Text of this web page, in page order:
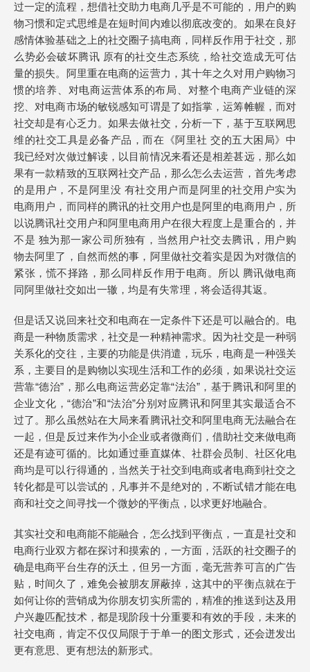
过一定的流程，想借社交助力电商几乎是不可能的，用户的购
物习惯和定式思维是在短时间内难以彻底改变的。如果在良好
感情体验基础之上的社交圈子搞电商，同样反作用于社交，那
么势必会破坏腾讯 原有的社交生态系统，给社交造成无可估
量的损失。阿里重在电商的运营力，其十年之久对用户购物习
惯的培养、对电商运营体系的布局、对整个电商产业链的深
挖、对电商市场的敏锐感知可谓是了如指掌，运筹帷幄，而对
社交却是有心乏力。如果去做社交，分析一下，基于互联网思
维的社交工具是必备产品，而在《阿里社 交的五大困局》中
我已经对次做过解读，以目前情况来看还是相差甚远，那么如
果有一款精致的互联网社交产品，那么怎么去运营，首先考虑
的是用户，不是阿里没 有社交用户而是阿里的社交用户实为
电商用户，而同样的腾讯的社交用户也是阿里的电商用户，所
以说腾讯社交用户和阿里电商用户在很大程度上是重合的，并
不是 独为那一家公司所独有，当然用户社交去腾讯，用户购
物去阿里了，自然而然的事，阿里做社交着实是因为对微信的
紧张，慌不择路，那么同样反作用于电商。所以 腾讯做电商
同阿里做社交如出一辙，均是有失常理，将会适得其返。
但是话又说回来社交和电商在一定条件下还是可以融合的。电
商是一种物质需求，社交是一种精神需求。因为社交是一种弱
关系化的交往，主要的功能是供消遣，玩乐，电商是一种强关
系，主要目的是购物以实现生活和工作的必须，如果说社交运
营靠“德治”，那么电商运营必定靠“法治”，基于腾讯和阿里的
企业文化，“德治”和“法治”分别对应腾讯和阿里其实最适合不
过了。那么虽然站在大局来看腾讯社交和阿里电商无法融合在
一起，但是反过来作为小企业或者微商们，借助社交来做电商
还是有迹可循的。比如通过垂直媒体、社群会员制、社区化电
商均是可以行得通的，当然关于社交到电商或者电商到社交之
转化都是可以尝试的，凡事并不是绝对的，不断试错才能在电
商和社交之间寻找一个微妙的平衡点，以求更好地融合。
其实社交和电商能不能融合，怎么找到平衡点，一直是社交和
电商行业双方都在探讨和摸索的，一方面，活跃的社交圈子的
确是电商平台生存的沃土，但另一方面，毫无营养可言的广告
贴，时间久了，难免会被朋友屏蔽掉，这其中的平衡点就在于
如何让你的营销成为你朋友切实所需的，精准的推送到达及用
户兴趣匹配技术，都是现阶段十分重要和有效的手段，未来的
社交电商，肯定不仅仅局限于于单一的图文形式，还会迸发出
更有意思、更有想法的新形式。